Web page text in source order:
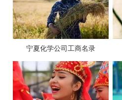
宁夏化学公司工商名录